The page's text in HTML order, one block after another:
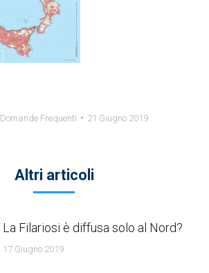
Domande Frequenti 21 Giugno 2019
Altri articoli
La Filariosi è diffusa solo al Nord?
17 Giugno 2019